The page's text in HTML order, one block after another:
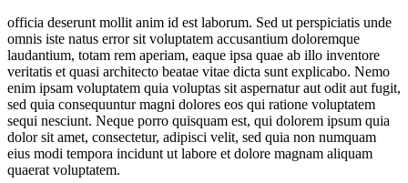
officia deserunt mollit anim id est laborum. Sed ut perspiciatis unde
omnis iste natus error sit voluptatem accusantium doloremque
laudantium, totam rem aperiam, eaque ipsa quae ab illo inventore
veritatis et quasi architecto beatae vitae dicta sunt explicabo. Nemo
enim ipsam voluptatem quia voluptas sit aspernatur aut odit aut fugit,
sed quia consequuntur magni dolores eos qui ratione voluptatem
sequi nesciunt. Neque porro quisquam est, qui dolorem ipsum quia
dolor sit amet, consectetur, adipisci velit, sed quia non numquam
eius modi tempora incidunt ut labore et dolore magnam aliquam
quaerat voluptatem.